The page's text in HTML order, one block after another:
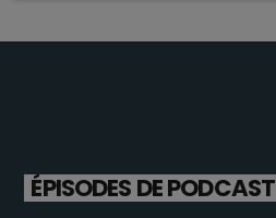
ÉPISODES DE PODCAST